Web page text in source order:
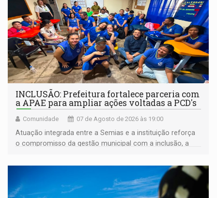
INCLUSÃO: Prefeitura fortalece parceria com
a APAE para ampliar ações voltadas a PCD's
Comunidade 07 de Agosto de 2026 às 19:00
Atuação integrada entre a Semias e a instituição reforça
o compromisso da gestão municipal com a inclusão, a